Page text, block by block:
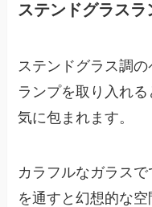
ステンドグラスラ
ステンドグラス調
ランプを取り入れ
気に包まれます。
カラフルなガラス
を通すと幻想的な空